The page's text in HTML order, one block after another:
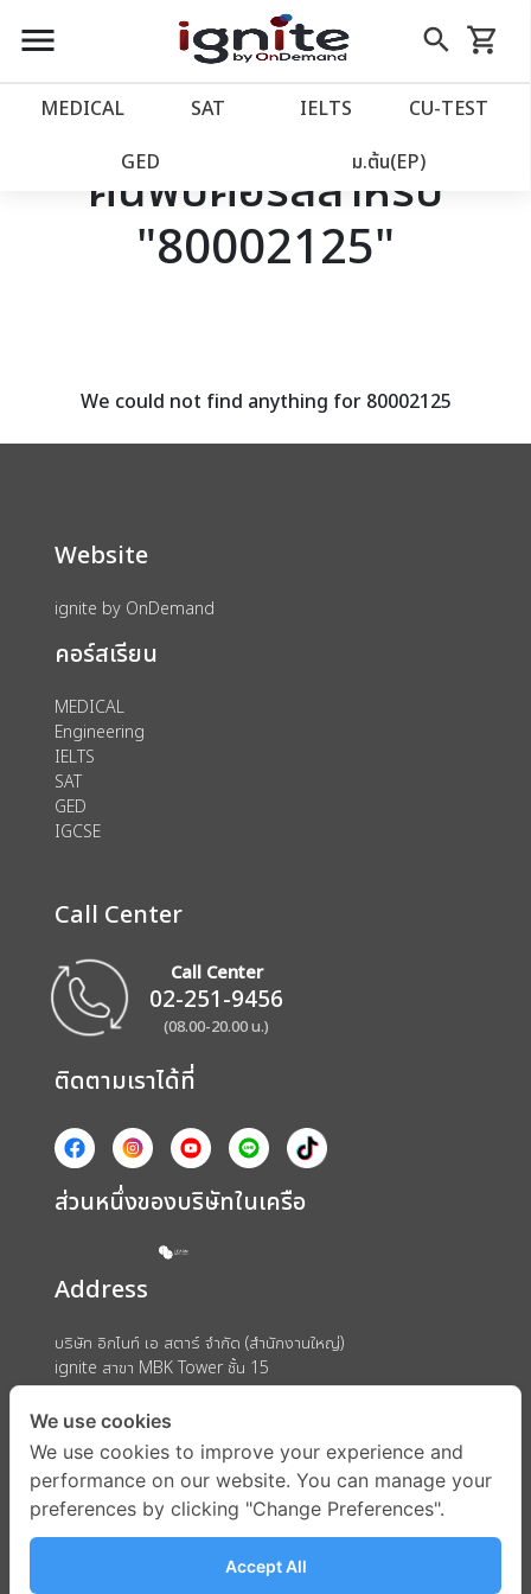
close
account_balance หน้าแรก
เว็บไซต์อิกไนท์
โปรโมชั่น
assignment ลงทะเบียน
menu search
Skip
to
shopping_cart
รถเข็น
MEDICAL SAT IELTS CU‑TEST
GED ม.ต้น(EP)
ค้นพบคอร์สสำหรับ
"80002125"
We could not find anything for 80002125
Website
ignite by OnDemand
คอร์สเรียน
MEDICAL
Engineering
IELTS
SAT
GED
IGCSE
Call Center
Call Center
02-251-9456
(08.00-20.00 น.)
ติดตามเราได้ที่
ส่วนหนึ่งของบริษัทในเครือ
Address
บริษัท อิกไนท์ เอ สตาร์ จำกัด (สำนักงานใหญ่)
ignite สาขา MBK Tower ชั้น 15
ถนนพญาไท แขวงวังใหม่ เขตปทุมวัน กรุงเทพมหานคร 10330
We use cookies
We use cookies to improve your experience and
performance on our website. You can manage your
preferences by clicking "Change Preferences".
Accept All